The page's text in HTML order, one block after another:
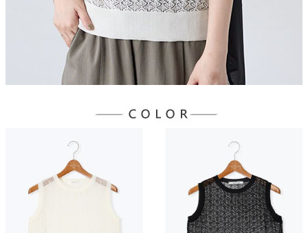
４．使用「AFTEE先享後付」時，將依據個別帳號之用戶狀況，依本公司即
時審查核予不同之上限額度；若仍有額度不足之情形，本公司將視審查結果
請求用戶進行身份認證。
５．嚴禁一人註冊多個帳號或使用他人資訊註冊。若發現惡意使用之情形，
恩沛科技股份有限公司將有權停止該用戶之使用額度並採取法律行動。
每筆NT$90，滿NT$888(含以上)免運費